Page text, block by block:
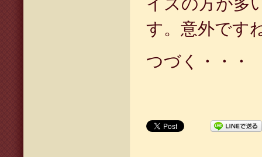
す。意外です
つづく・・・